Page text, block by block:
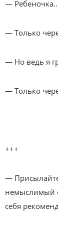
—
— Только
— Но ведь я
— Только
+++
—
немыслимый
себя